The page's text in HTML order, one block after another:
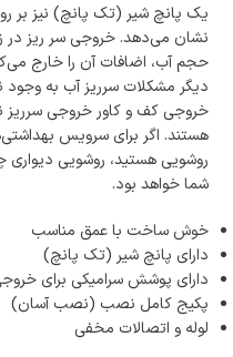
یک پانچ شیر (تک پانچ) نیز بر
نشان می‌دهد. خروجی سر ریز در
حجم آب، اضافات آن را خارج
دیگر مشکلات سرریز آب به
خروجی کف و کاور خروجی سرریز
هستند. اگر برای سرویس
روشویی هستید، روشویی دیواری
شما خواهد بود.
خوش ساخت با عمق مناسب
دارای پانچ شیر (تک پانچ)
دارای پوشش سرامیکی برای
پکیج کامل نصب (نصب آسان)
لوله و اتصالات مخفی